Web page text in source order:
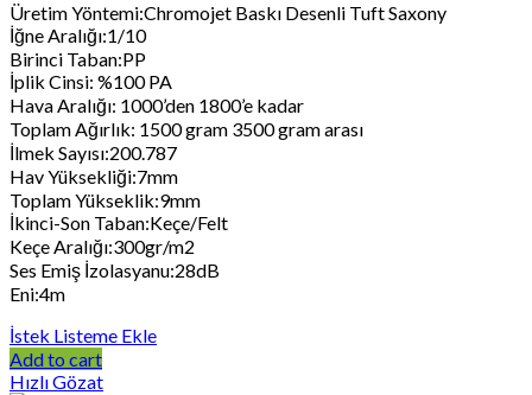
Üretim Yöntemi:Chromojet Baskı Desenli Tuft Saxony
İğne Aralığı:1/10
Birinci Taban:PP
İplik Cinsi: %100 PA
Hava Aralığı: 1000’den 1800’e kadar
Toplam Ağırlık: 1500 gram 3500 gram arası
İlmek Sayısı:200.787
Hav Yüksekliği:7mm
Toplam Yükseklik:9mm
İkinci-Son Taban:Keçe/Felt
Keçe Aralığı:300gr/m2
Ses Emiş İzolasyanu:28dB
Eni:4m
İstek Listeme Ekle
Add to cart
Hızlı Gözat